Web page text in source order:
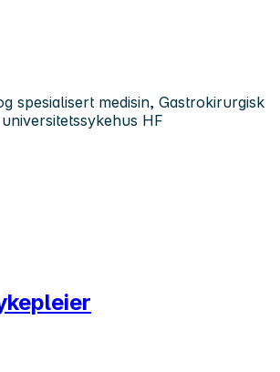
spesialisert medisin, Gastrokirurgisk
HF